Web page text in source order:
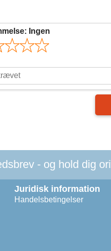
Ingen
- og hold dig
Juridisk information
Handelsbetingelser